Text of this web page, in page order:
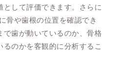
して評価できます。さらに
骨や歯根の位置を確認でき
で歯が動いているのか、骨格
のかを客観的に分析するこ